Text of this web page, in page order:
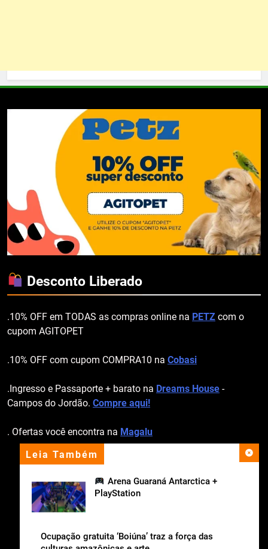
Leia Também
Arena Guaraná Antarctica +
PlayStation
Ocupação gratuita ‘Boiúna’ traz a força das
Desconto Liberado
.10% OFF em TODAS as compras online na PETZ com o
cupom AGITOPET
.10% OFF com cupom COMPRA10 na Cobasi
.Ingresso e Passaporte + barato na Dreams House -
Campos do Jordão. Compre aqui!
. Ofertas você encontra na Magalu
apoio institucional